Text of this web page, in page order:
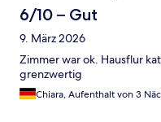
6/10 – Gut
9. März 2026
Zimmer war ok. Hausflur
grenzwertig
Chiara, Aufenthalt von 3